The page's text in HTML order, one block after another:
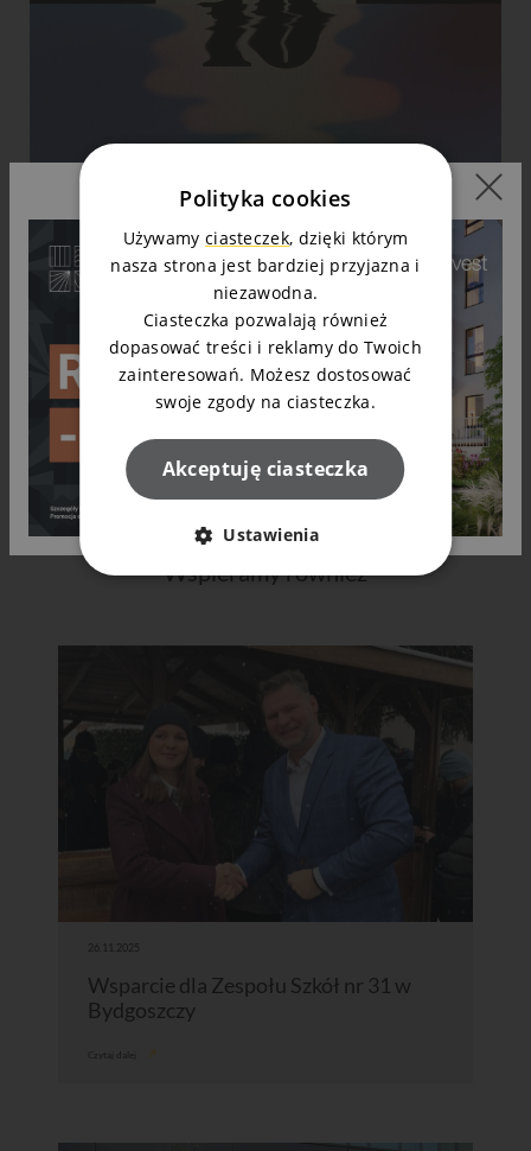
Wspieramy również
26.11.2025
Wsparcie dla Zespołu Szkół nr 31 w
Bydgoszczy
Polityka cookies
Używamy ciasteczek, dzięki którym
nasza strona jest bardziej przyjazna i
niezawodna.
Ciasteczka pozwalają również
dopasować treści i reklamy do Twoich
zainteresowań. Możesz dostosować
swoje zgody na ciasteczka.
Akceptuję ciasteczka
Ustawienia